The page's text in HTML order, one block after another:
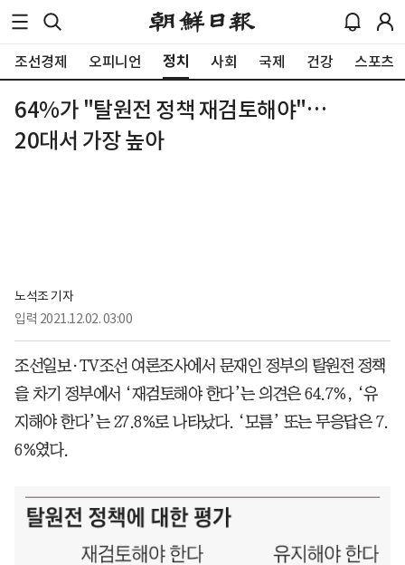
조선경제 오피니언 정치 사회 국제 건강 스포츠
64%가 "탈원전 정책 재검토해야"…
20대서 가장 높아
노석조 기자
입력 2021.12.02. 03:00
조선일보·TV조선 여론조사에서 문재인 정부의 탈원전 정책
을 차기 정부에서 ‘재검토해야 한다’는 의견은 64.7%, ‘유
지해야 한다’는 27.8%로 나타났다. ‘모름’ 또는 무응답은 7.
6%였다.